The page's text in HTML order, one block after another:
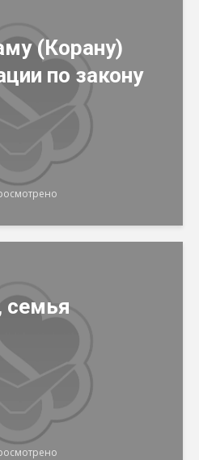
(Корану)
по закону
семья